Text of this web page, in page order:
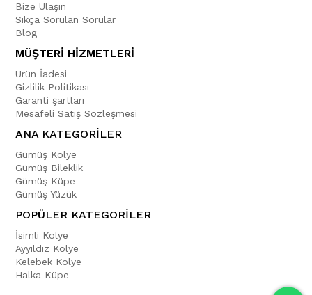
Bize Ulaşın
Sıkça Sorulan Sorular
Blog
MÜŞTERİ HİZMETLERİ
Ürün İadesi
Gizlilik Politikası
Garanti şartları
Mesafeli Satış Sözleşmesi
ANA KATEGORİLER
Gümüş Kolye
Gümüş Bileklik
Gümüş Küpe
Gümüş Yüzük
POPÜLER KATEGORİLER
İsimli Kolye
Ayyıldız Kolye
Kelebek Kolye
Halka Küpe